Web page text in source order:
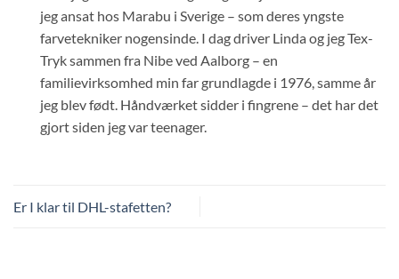
jeg ansat hos Marabu i Sverige – som deres yngste
farvetekniker nogensinde. I dag driver Linda og jeg Tex-
Tryk sammen fra Nibe ved Aalborg – en
familievirksomhed min far grundlagde i 1976, samme år
jeg blev født. Håndværket sidder i fingrene – det har det
gjort siden jeg var teenager.
Er I klar til DHL-stafetten?